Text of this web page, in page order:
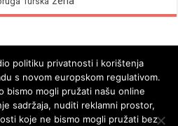
politiku privatnosti i korištenja
s novom europskom regulativom.
bismo mogli pružati našu online
sadržaja, nuditi reklamni prostor,
koje ne bismo mogli pružati bez